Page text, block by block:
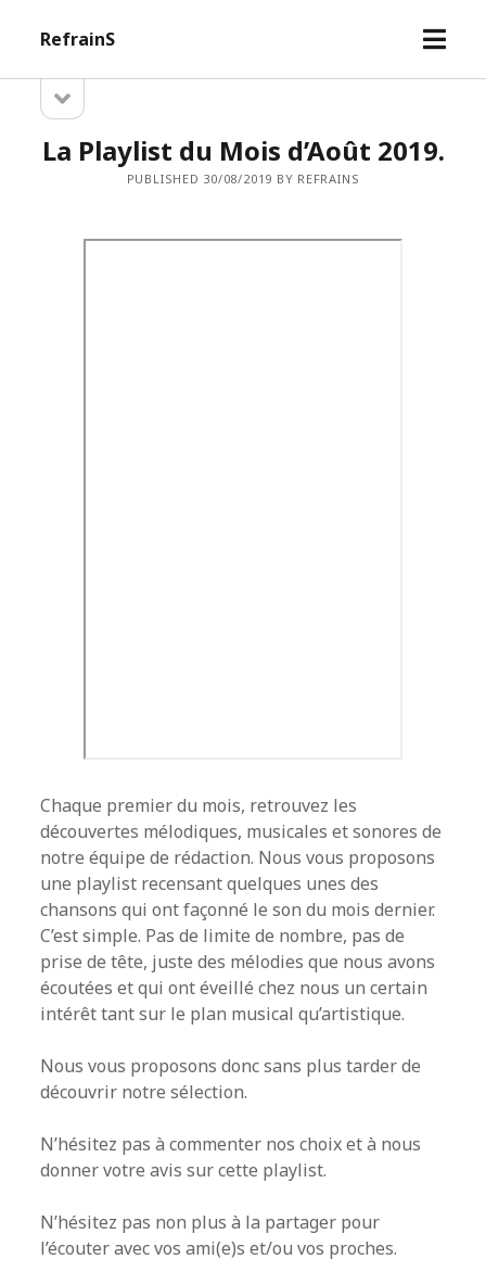
RefrainS
open
Sidebarsidebar
La Playlist du Mois d’Août 2019.
PUBLISHED 30/08/2019 BY REFRAINS
Chaque premier du mois, retrouvez les
découvertes mélodiques, musicales et sonores de
notre équipe de rédaction. Nous vous proposons
une playlist recensant quelques unes des
chansons qui ont façonné le son du mois dernier.
C’est simple. Pas de limite de nombre, pas de
prise de tête, juste des mélodies que nous avons
écoutées et qui ont éveillé chez nous un certain
intérêt tant sur le plan musical qu’artistique.
Nous vous proposons donc sans plus tarder de
découvrir notre sélection.
N’hésitez pas à commenter nos choix et à nous
donner votre avis sur cette playlist.
N’hésitez pas non plus à la partager pour
l’écouter avec vos ami(e)s et/ou vos proches.